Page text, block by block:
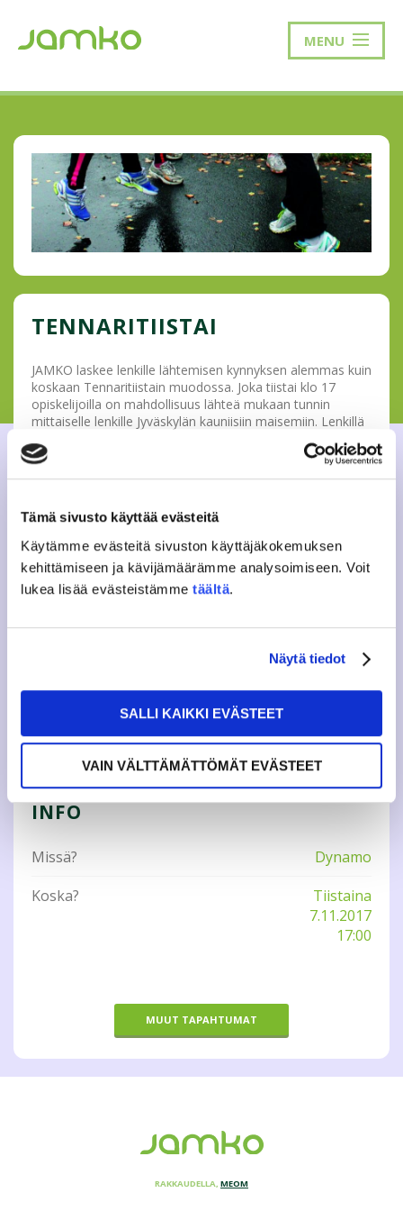
Tämä sivusto käyttää evästeitä
Käytämme evästeitä sivuston käyttäjäkokemuksen
kehittämiseen ja kävijämäärämme analysoimiseen. Voit
lukea lisää evästeistämme täältä.
Näytä tiedot
SALLI KAIKKI EVÄSTEET
VAIN VÄLTTÄMÄTTÖMÄT EVÄSTEET
MENU
TENNARITIISTAI
JAMKO laskee lenkille lähtemisen kynnyksen alemmas kuin
koskaan Tennaritiistain muodossa. Joka tiistai klo 17
opiskelijoilla on mahdollisuus lähteä mukaan tunnin
mittaiselle lenkille Jyväskylän kauniisiin maisemiin. Lenkillä
jakaudutaan ryhmiin mieleisen lenkkivauhdin mukaan. Oli
tavoitteenasi sitten kuntoilla, saada itsesi liikkeelle tai
Mitä? Rentoa lenkkeilyä jokaiselle sopivaan tahtiin.
Missä? Parilliset viikot; lähtö Rajakadulta F oven
edestä. Parittomat viikot; Lähtö Dynamo pääoven
edestä
Tweet
INFO
Missä?
Dynamo
Koska?
Tiistaina
7.11.2017
17:00
MUUT TAPAHTUMAT
RAKKAUDELLA, MEOM